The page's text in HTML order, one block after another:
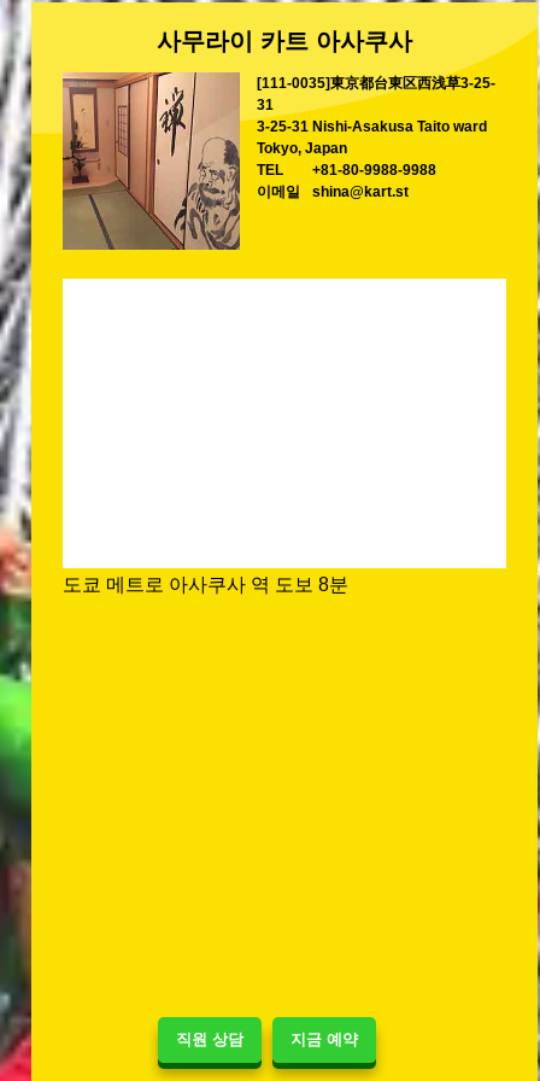
직원 상담 지금 예약
사무라이 카트 아사쿠사
[111-0035]東京都台東区西浅草3-25-
31
3-25-31 Nishi-Asakusa Taito ward
Tokyo, Japan
TEL
+81-80-9988-9988
이메일
shina@kart.st
도쿄 메트로 아사쿠사 역 도보 8분